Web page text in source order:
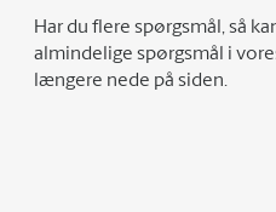
Har du flere spørgsmål, så
almindelige spørgsmål i
længere nede på siden.